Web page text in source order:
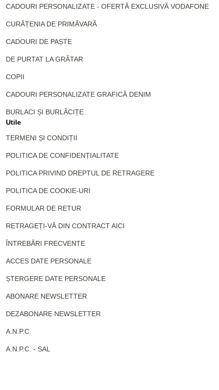
CADOURI PERSONALIZATE - OFERTĂ EXCLUSIVĂ VODAFONE
CURĂȚENIA DE PRIMĂVARĂ
CADOURI DE PAȘTE
DE PURTAT LA GRĂTAR
COPII
CADOURI PERSONALIZATE GRAFICĂ DENIM
BURLACI ȘI BURLĂCIȚE
Utile
TERMENI ȘI CONDIȚII
POLITICA DE CONFIDENȚIALITATE
POLITICA PRIVIND DREPTUL DE RETRAGERE
POLITICA DE COOKIE-URI
FORMULAR DE RETUR
RETRAGEȚI-VĂ DIN CONTRACT AICI
ÎNTREBĂRI FRECVENTE
ACCES DATE PERSONALE
ȘTERGERE DATE PERSONALE
ABONARE NEWSLETTER
DEZABONARE NEWSLETTER
A.N.P.C.
A.N.P.C. - SAL